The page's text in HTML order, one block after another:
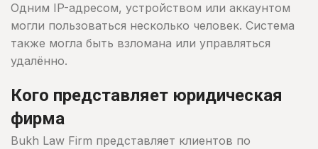
Одним IP-адресом, устройством или аккаунтом
могли пользоваться несколько человек. Система
также могла быть взломана или управляться
удалённо.
Кого представляет юридическая
фирма
Bukh Law Firm представляет клиентов по